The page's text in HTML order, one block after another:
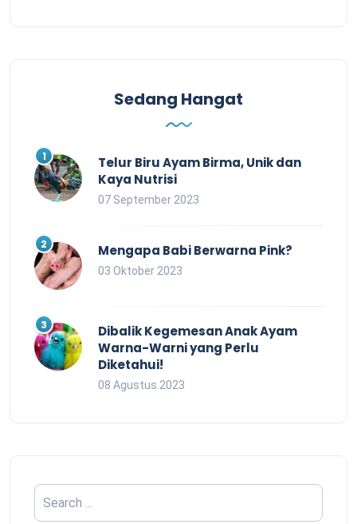
Sedang Hangat
Telur Biru Ayam Birma, Unik dan
Kaya Nutrisi
07 September 2023
Mengapa Babi Berwarna Pink?
03 Oktober 2023
Dibalik Kegemesan Anak Ayam
Warna-Warni yang Perlu
Diketahui!
08 Agustus 2023